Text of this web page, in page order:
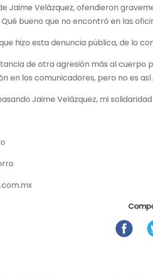
Jaime Velázquez, ofendieron
bueno que no encontró en las
hizo esta denuncia pública, de lo
de otra agresión más al
en los comunicadores, pero no es así.
Jaime Velázquez, mi